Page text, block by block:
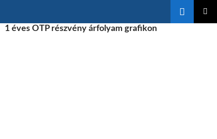
A
1 éves OTP részvény árfolyam grafikon